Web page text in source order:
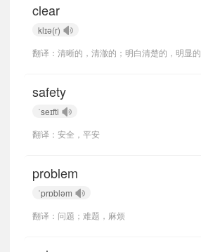
clear
klɪə(r)
翻译：清晰的，清澈的；明白清楚的，明显的
safety
ˈseɪfti
翻译：安全，平安
problem
ˈprɒbləm
翻译：问题；难题，麻烦